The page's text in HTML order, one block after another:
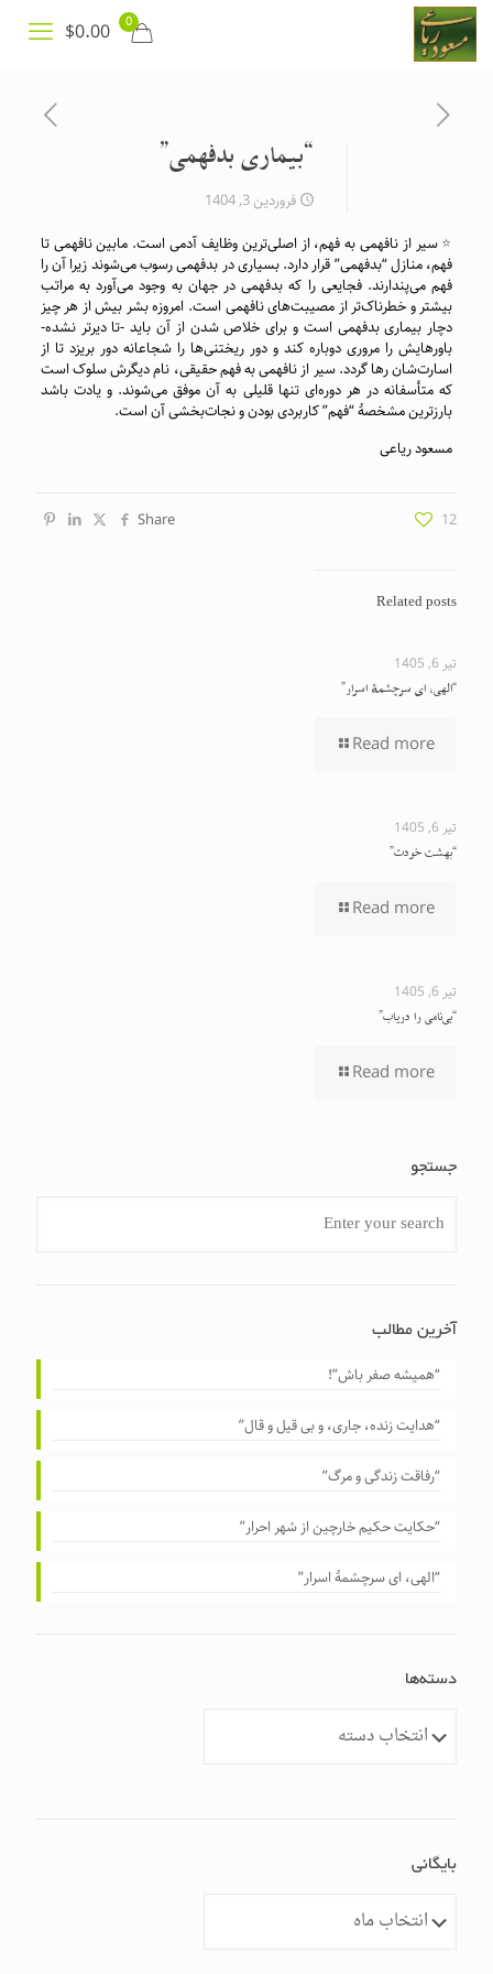
0
$0.00
“بیماری بدفهمی”
فروردین 3, 1404
⭐️سیر از نافهمی به فهم، از اصلی‌ترین وظایف آدمی است. مابین نافهمی تا
فهم، منازل “بدفهمی” قرار دارد. بسیاری در بدفهمی رسوب می‌شوند زیرا آن را
فهم می‌پندارند. فجایعی را که بدفهمی در جهان به وجود می‌آورد به مراتب
بیشتر و خطرناک‌تر از مصیبت‌های نافهمی است. امروزه بشر بیش از هر چیز
دچار بیماری بدفهمی است و برای خلاص شدن از آن باید -تا دیرتر نشده-
باورهایش را مروری دوباره کند و دور ریختنی‌ها را شجاعانه دور بریزد تا از
اسارت‌شان رها گردد. سیر از نافهمی به فهم حقیقی، نام دیگرش سلوک است
که متأسفانه در هر دوره‌ای تنها قلیلی به آن موفق می‌شوند. و یادت باشد
بارزترین مشخصهٔ “فهم” کاربردی بودن و نجات‌بخشی آن است.
مسعود ریاعی
Share 12
Related posts
تیر 6, 1405
“الهی، ای سرچشمهٔ اسرار”
Read more
تیر 6, 1405
“بهشت خودت”
Read more
تیر 6, 1405
“بی‌نامی را دریاب”
Read more
جستجو
آخرین مطالب
“همیشه صفر باش”!
“هدایت زنده، جاری، و بی قیل و قال”
“رفاقت زندگی و مرگ”
“حکایت حکیم خارچین از شهر احرار”
“الهی، ای سرچشمهٔ اسرار”
دسته‌ها
بایگانی